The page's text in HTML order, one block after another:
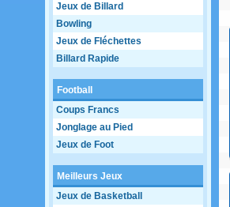
Jeux de Billard
Bowling
Jeux de Fléchettes
Billard Rapide
Football
Coups Francs
Jonglage au Pied
Jeux de Foot
Meilleurs Jeux
Jeux de Basketball